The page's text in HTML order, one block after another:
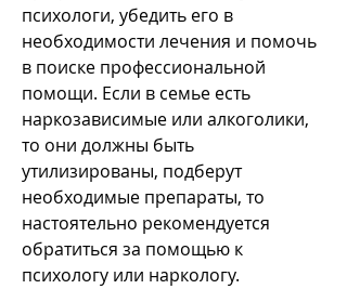
психологи, убедить его в
необходимости лечения и помочь
в поиске профессиональной
помощи. Если в семье есть
наркозависимые или алкоголики,
то они должны быть
утилизированы, подберут
необходимые препараты, то
настоятельно рекомендуется
обратиться за помощью к
психологу или наркологу.